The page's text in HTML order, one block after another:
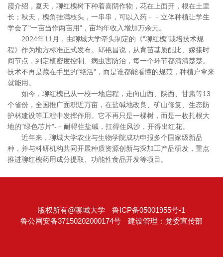
霞介绍，夏天，聊红槐树下种着喜阴作物，花在上面开，根在土里
长；秋天，槐角挂满枝头，一串串，可以入药﹣﹣立体种植让学生
学会了"一亩当作两亩用"，亩均年收入增加万余元。
2024年11月，由聊城大学牵头制定的《"聊红槐"栽培技术规
程》作为地方标准正式发布。邱艳昌说，从育苗基质配比、嫁接时
间节点，到定植密度控制、病虫害防治，每一个环节都清清楚楚。
技术不再是藏在手里的"绝活"，而是谁都能看懂的规范，种植户拿来
就能用。
如今，聊红槐已从一校一地启程，走向山西、陕西、甘肃等13
个省份，全国推广面积近万亩，在盐碱地改良、矿山修复、生态防
护林建设等工程中发挥作用。它不再只是一棵树，而是一枚扎根大
地的"绿色芯片"-﹣耐得住盐碱，扛得住风沙，开得出红花。
近年来，聊城大学农业与生物学院成功申报多个国家级新品
种，并与科研机构共同开展种质资源创新与深加工产品研发，重点
推进聊红槐药用成分提取、功能性食品开发等项目。
版权所有@聊城大学
鲁ICP备05001955号-1
鲁公网安备37150202000174号
建设管理：党委宣传部